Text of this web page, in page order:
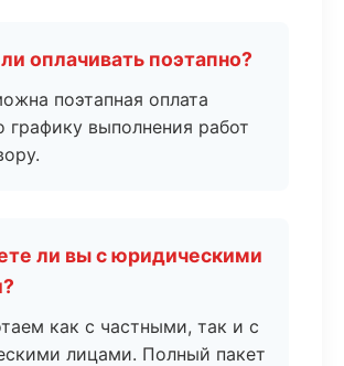
оплачивать поэтапно?
поэтапная оплата
графику выполнения работ
ли вы с юридическими
как с частными, так и с
лицами. Полный пакет